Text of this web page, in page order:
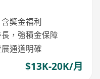
獎金福利
，強積金保障
通道明確
$13K-20K/月